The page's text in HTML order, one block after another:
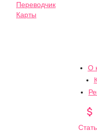
Переводчик
Карты
О
